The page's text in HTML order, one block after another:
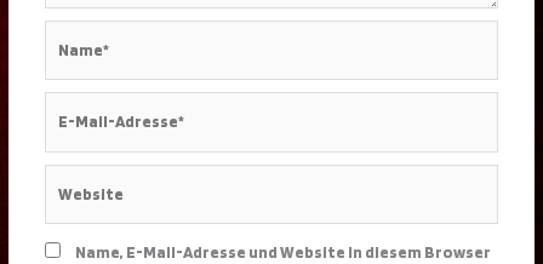
Adresse*
Name, E-Mail-Adresse und Website in diesem Browser